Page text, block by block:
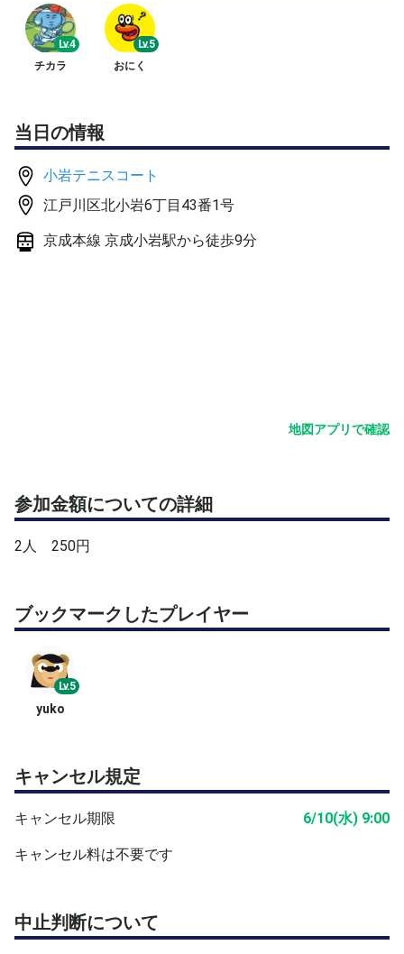
1時間だけですが練習したい方は是非お願い致します。
※球出し機を使った初めての企画の為、グダグダになるか
Lv.4
チカラ
Lv.5
おにく
当日の情報
小岩テニスコート
江戸川区北小岩6丁目43番1号
京成本線 京成小岩駅から徒歩9分
地図アプリで確認
参加金額についての詳細
2人 250円
ブックマークしたプレイヤー
Lv.5
yuko
キャンセル規定
キャンセル期限 6/10(水) 9:00
キャンセル料は不要です
中止判断について